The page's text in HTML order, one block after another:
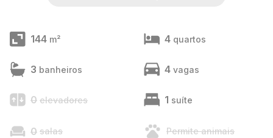
144 m² 4 quartos
3 banheiros 4 vagas
0 elevadores 1 suíte
0 salas Permite animais